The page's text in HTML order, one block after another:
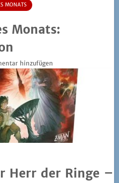
MONATS
Monats:
hinzufügen
Herr der Ringe –